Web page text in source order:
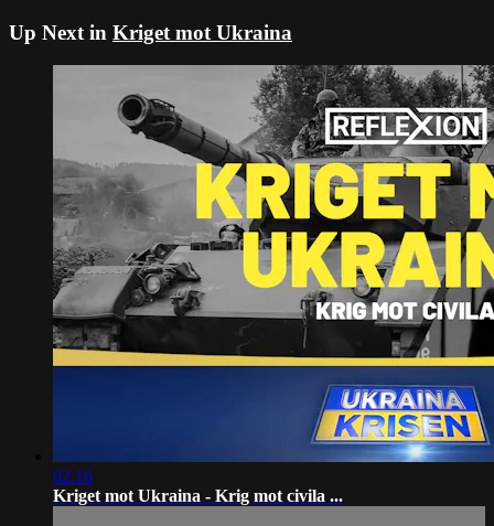
Up Next in Kriget mot Ukraina
02:16
Kriget mot Ukraina - Krig mot civila ...